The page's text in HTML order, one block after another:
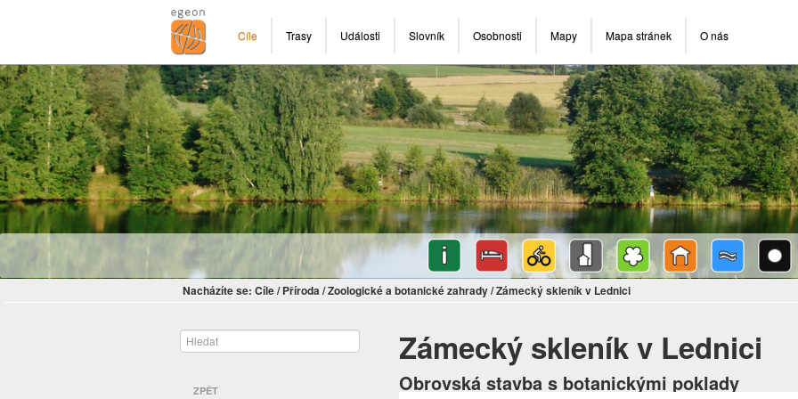
Cíle Trasy Události Slovník Osobnosti Mapy Mapa stránek O nás
Nacházíte se: Cíle/ Příroda/Zoologické a botanické zahrady/Zámecký skleník v Lednici
ZPĚT
Zámecký skleník v Lednici
Obrovská stavba s botanickými poklady